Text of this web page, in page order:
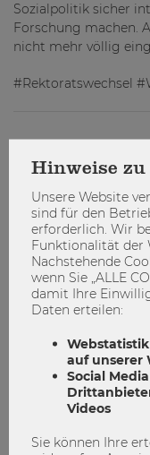
Sozialpolitik sicher
Forschung machen.
nicht mehr völlig
#Rektoratswechsel
Hinweise zu
Unsere Website
sind für den
erforderlich. Wir
Funktionalität der
Nachstehende
wenn Sie „ALLE
damit Ihre
Daten erteilen:
auf unserer
Social
Videos
Sie können Ihre